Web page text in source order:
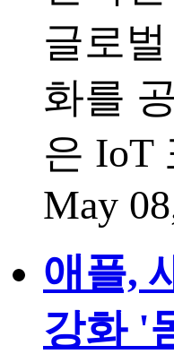
글로
화를
은 IoT
May
애플,
강화 '